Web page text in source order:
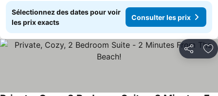
Sélectionnez des dates pour voir
les prix exacts
Consulter les prix
Partager